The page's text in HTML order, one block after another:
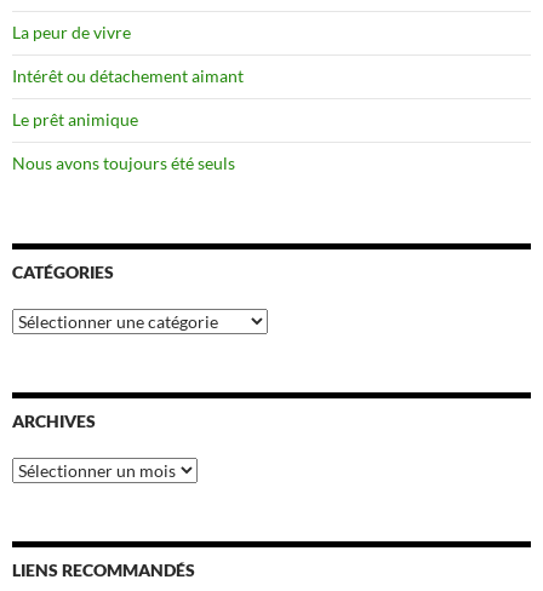
La peur de vivre
Intérêt ou détachement aimant
Le prêt animique
Nous avons toujours été seuls
CATÉGORIES
Catégories
ARCHIVES
Archives
LIENS RECOMMANDÉS